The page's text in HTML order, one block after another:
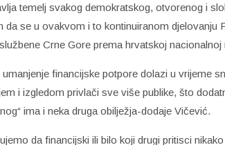
temelj svakog demokratskog, otvorenog i
da se u ovakvom i to kontinuiranom djelovanju
Crne Gore prema hrvatskoj nacionalnoj
umanjenje financijske potpore dolazi u vrijeme
i izgledom privlači sve više publike, što
ima i neka druga obilježja-dodaje Vičević.
da financijski ili bilo koji drugi pritisci